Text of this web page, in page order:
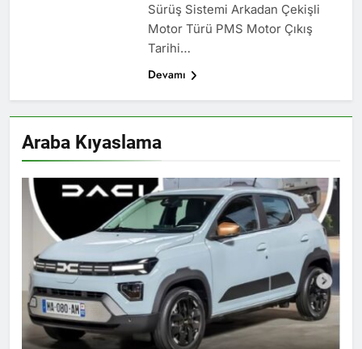
Araba Kıyaslama
Sürüş Sistemi Arkadan Çekişli
Motor Türü PMS Motor Çıkış
Tarihi…
Devamı